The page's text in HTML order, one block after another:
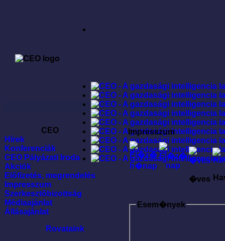
CEO
Hírek
Konferenciák
CEO Pályázati Iroda
Akciók
Elõfizetés, megrendelés
Impresszum
Szerkesztõbizottság
Médiaajánlat
Állásajánlat
Rovataink
Impresszum
�ves
Esem�nyek